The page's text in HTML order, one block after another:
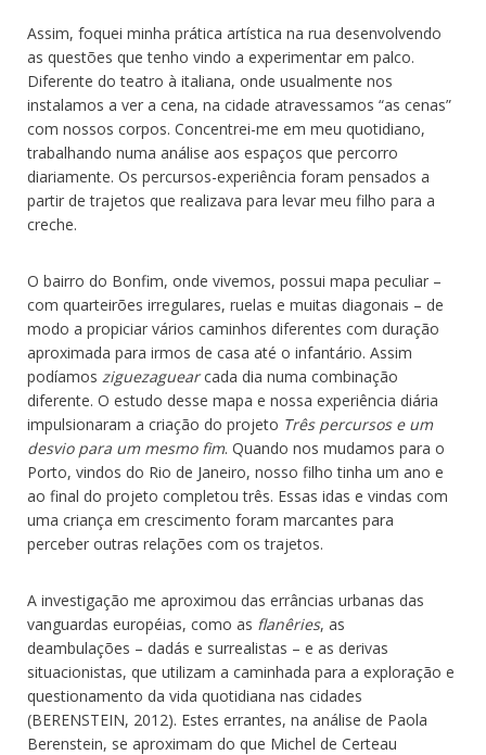
Assim, foquei minha prática artística na rua desenvolvendo
as questões que tenho vindo a experimentar em palco.
Diferente do teatro à italiana, onde usualmente nos
instalamos a ver a cena, na cidade atravessamos “as cenas”
com nossos corpos. Concentrei-me em meu quotidiano,
trabalhando numa análise aos espaços que percorro
diariamente. Os percursos-experiência foram pensados a
partir de trajetos que realizava para levar meu filho para a
creche.
O bairro do Bonfim, onde vivemos, possui mapa peculiar –
com quarteirões irregulares, ruelas e muitas diagonais – de
modo a propiciar vários caminhos diferentes com duração
aproximada para irmos de casa até o infantário. Assim
podíamos ziguezaguearcada dia numa combinação
diferente. O estudo desse mapa e nossa experiência diária
impulsionaram a criação do projeto Três percursos e um
desvio para um mesmo fim. Quando nos mudamos para o
Porto, vindos do Rio de Janeiro, nosso filho tinha um ano e
ao final do projeto completou três. Essas idas e vindas com
uma criança em crescimento foram marcantes para
perceber outras relações com os trajetos.
A investigação me aproximou das errâncias urbanas das
vanguardas européias, como as flanêries, as
deambulações – dadás e surrealistas – e as derivas
situacionistas, que utilizam a caminhada para a exploração e
questionamento da vida quotidiana nas cidades
(BERENSTEIN, 2012). Estes errantes, na análise de Paola
Berenstein, se aproximam do que Michel de Certeau